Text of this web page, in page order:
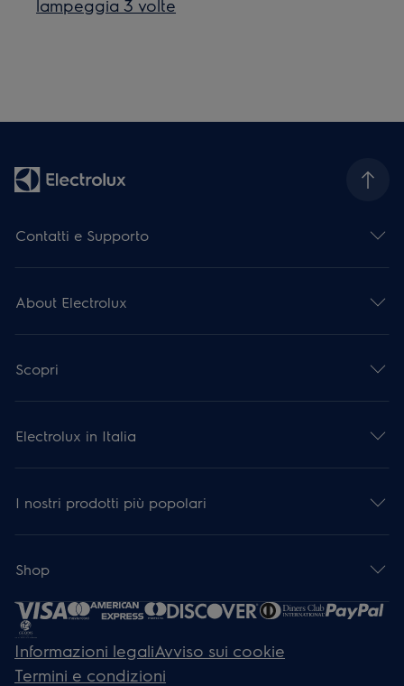
lampeggia 3 volte
Contatti e Supporto
About Electrolux
Scopri
Electrolux in Italia
I nostri prodotti più popolari
Shop
Informazioni legaliAvviso sui cookie
Termini e condizioni